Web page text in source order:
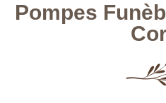
Pompes